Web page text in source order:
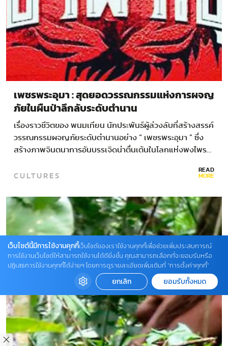
เพชรพระอุมา : สุดยอดวรรณกรรมแห่งการผจญ
ภัยในผืนป่าลึกลับระดับตำนาน
เรื่องราวชีวิตของ พนมเทียน นักประพันธ์ผู้ล่วงลับที่สร้างสรรค์
วรรณกรรมผจญภัยระดับตำนานอย่าง “ เพชรพระอุมา ” ซึ่ง
สร้างภาพจินตนาการอันบรรเจิดน่าตื่นเต้นในโลกแห่งพงไพร…
CULTURES READ
MORE
เว็บไซต์นี้มีการใช้งานคุกกี้เว็บไซต์ของเราใช้งานคุกกี้เพื่อช่วยเพิ่มประสบการณ์
การใช้งานเว็บไซต์ให้สามารถใช้งานได้ดียิ่งขึ้น คุณสามารถเลือกที่จะยอมรับหรือ
ปฏิเสธการใช้งานคุกกี้ได้ง่ายๆ โดยการดูรายละเอียดเพิ่มเติมที่ “การตั้งค่าคุกกี้”
ยกเลิก ยอมรับทั้งหมด